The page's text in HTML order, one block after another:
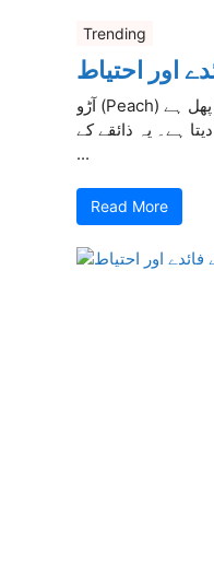
Trending
اور احتیاط
آڑو (Peach) ایک رسیلا اور ٹھنڈک دینے والا پھل ہے
ہے۔ یہ ذائقے کے
...
Read More